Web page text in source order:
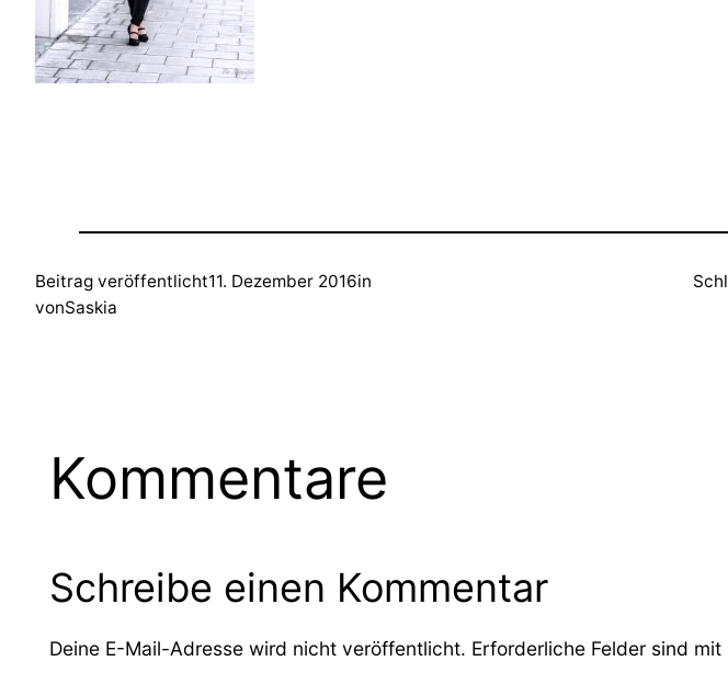
Beitrag veröffentlicht11. Dezember 2016in
vonSaskia
Kommentare
Schreibe einen Kommentar
Deine E-Mail-Adresse wird nicht veröffentlicht. Erforderliche Felder sind mit